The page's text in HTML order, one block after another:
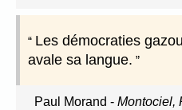
Les démocraties
avale sa langue.
Paul Morand - Montociel,